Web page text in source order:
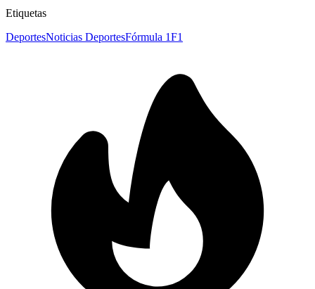
Etiquetas
DeportesNoticias DeportesFórmula 1F1